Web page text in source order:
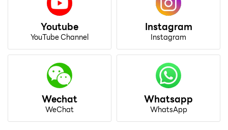
Youtube
YouTube Channel
Instagram
Instagram
Wechat
WeChat
Whatsapp
WhatsApp